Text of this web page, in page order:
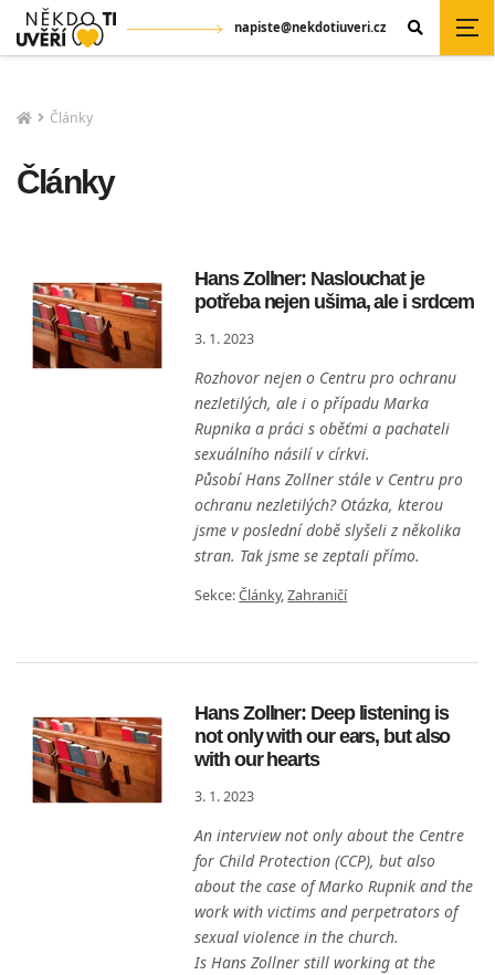
napiste@nekdotiuveri.cz
Články
Články
Hans Zollner: Naslouchat je
potřeba nejen ušima, ale i srdcem
3. 1. 2023
Rozhovor nejen o Centru pro ochranu
nezletilých, ale i o případu Marka
Rupnika a práci s oběťmi a pachateli
sexuálního násilí v církvi.
Působí Hans Zollner stále v Centru pro
ochranu nezletilých? Otázka, kterou
jsme v poslední době slyšeli z několika
stran. Tak jsme se zeptali přímo.
Sekce:Články,Zahraničí
Hans Zollner: Deep listening is
not only with our ears, but also
with our hearts
3. 1. 2023
An interview not only about the Centre
for Child Protection (CCP), but also
about the case of Marko Rupnik and the
work with victims and perpetrators of
sexual violence in the church.
Is Hans Zollner still working at the